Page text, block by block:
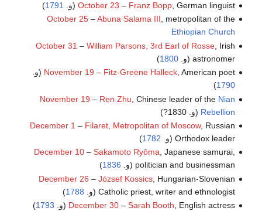
October 23 – Franz Bopp, German linguist (و. 1791
)
October 25–Abuna Salama III, metropolitan of the
Ethiopian Church
October 31 – William Parsons, 3rd Earl of Rosse, Irish
astronomer (و.
1800
)
November 19 – Fitz-Greene Halleck, American poet (و.
1790
)
November 19 – Ren Zhu , Chinese leader of the Nian
Rebellion (و. 1830?)
December 1 – Filaret, Metropolitan of Moscow, Russian
Orthodox leader (و.
1782
)
December 10– Sakamoto Ryōma, Japanese samurai,
politician and businessman (و.
1836
)
December 26 – József Kossics, Hungarian-Slovenian
Catholic priest, writer and ethnologist (و.
1788
)
December 30– Sarah Booth , English actress (و. 1793
)